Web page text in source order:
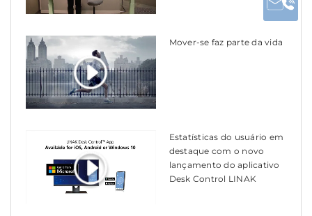
Mover-se faz parte da vida
Estatísticas do usuário em
destaque com o novo
lançamento do aplicativo
Desk Control LINAK